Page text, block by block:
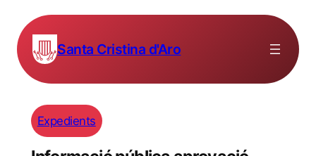
Santa Cristina d'Aro
Expedients